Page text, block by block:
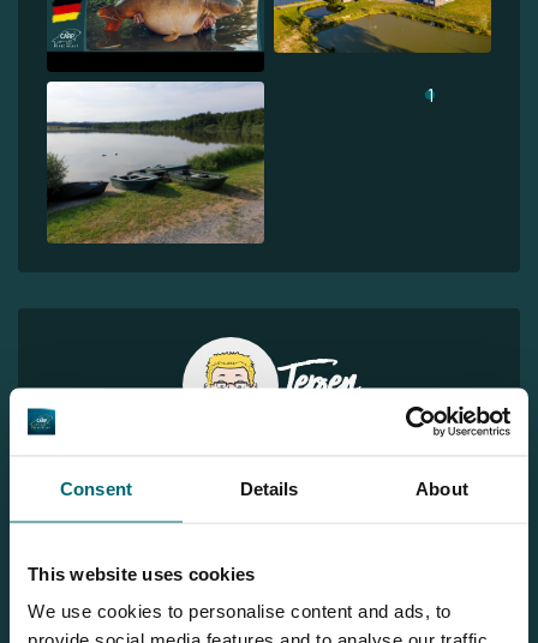
Consent Details About
This website uses cookies
We use cookies to personalise content and ads, to
1
Jeroen
Tel.+31 655 191 755
info@thecarpspecialist.de